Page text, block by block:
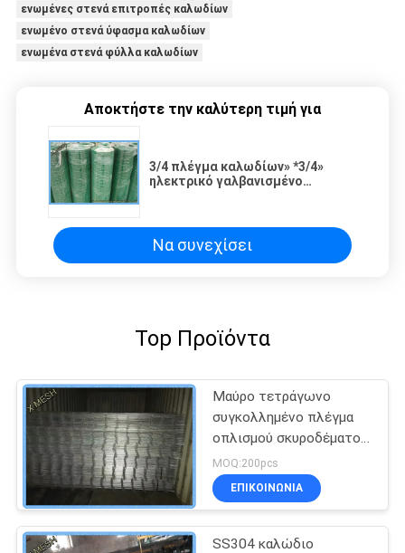
ενωμένες στενά επιτροπές καλωδίων
ενωμένο στενά ύφασμα καλωδίων
ενωμένα στενά φύλλα καλωδίων
Αποκτήστε την καλύτερη τιμή για
3/4 πλέγμα καλωδίων» *3/4»
ηλεκτρικό γαλβανισμένο
Weldeding
Να συνεχίσει
Top Προϊόντα
Μαύρο τετράγωνο
συγκολλημένο πλέγμα
οπλισμού σκυροδέματος
SL62 Αντιδιαβρωτικό
MOQ:200pcs
ΕΠΙΚΟΙΝΩΝΊΑ
SS304 καλώδιο